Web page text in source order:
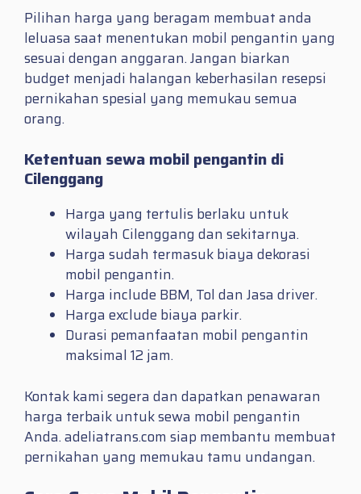
Pilihan harga yang beragam membuat anda
leluasa saat menentukan mobil pengantin yang
sesuai dengan anggaran. Jangan biarkan
budget menjadi halangan keberhasilan resepsi
pernikahan spesial yang memukau semua
orang.
Ketentuan sewa mobil pengantin di
Cilenggang
Harga yang tertulis berlaku untuk
wilayah Cilenggang dan sekitarnya.
Harga sudah termasuk biaya dekorasi
mobil pengantin.
Harga include BBM, Tol dan Jasa driver.
Harga exclude biaya parkir.
Durasi pemanfaatan mobil pengantin
maksimal 12 jam.
Kontak kami segera dan dapatkan penawaran
harga terbaik untuk sewa mobil pengantin
Anda. adeliatrans.com siap membantu membuat
pernikahan yang memukau tamu undangan.